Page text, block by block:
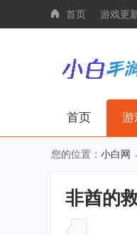
首页 游戏更
首页 游
您的位置： 小白网
非酋的